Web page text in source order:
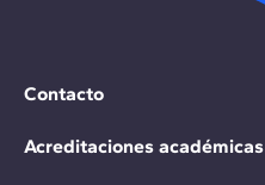
Contacto
Acreditaciones académicas